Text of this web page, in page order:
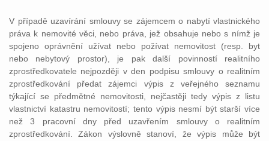
V případě uzavírání smlouvy se zájemcem o nabytí vlastnického
práva k nemovité věci, nebo práva, jež obsahuje nebo s nímž je
spojeno oprávnění užívat nebo požívat nemovitost (resp. byt
nebo nebytový prostor), je pak další povinností realitního
zprostředkovatele nejpozději v den podpisu smlouvy o realitním
zprostředkování předat zájemci výpis z veřejného seznamu
týkající se předmětné nemovitosti, nejčastěji tedy výpis z listu
vlastnictví katastru nemovitostí; tento výpis nesmí být starší více
než 3 pracovní dny před uzavřením smlouvy o realitním
zprostředkování. Zákon výslovně stanoví, že výpis může být